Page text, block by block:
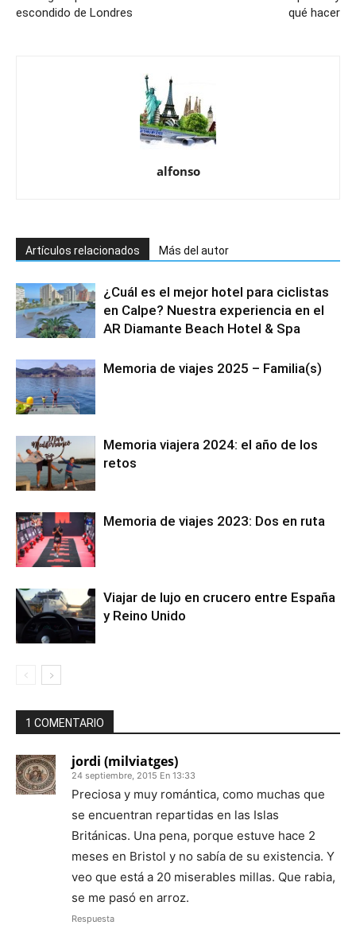
escondido de Londres
qué hacer
alfonso
Artículos relacionados Más del autor
¿Cuál es el mejor hotel para ciclistas
en Calpe? Nuestra experiencia en el
AR Diamante Beach Hotel & Spa
Memoria de viajes 2025 – Familia(s)
Memoria viajera 2024: el año de los
retos
Memoria de viajes 2023: Dos en ruta
Viajar de lujo en crucero entre España
y Reino Unido
1 COMENTARIO
jordi (milviatges)
24 septiembre, 2015 En 13:33
Preciosa y muy romántica, como muchas que
se encuentran repartidas en las Islas
Británicas. Una pena, porque estuve hace 2
meses en Bristol y no sabía de su existencia. Y
veo que está a 20 miserables millas. Que rabia,
se me pasó en arroz.
Respuesta